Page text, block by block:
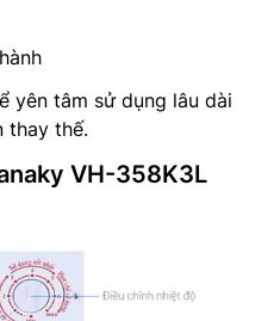
yên tâm sử dụng lâu dài
thay thế.
VH-358K3L